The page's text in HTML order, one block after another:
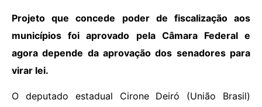
Projeto que concede poder de fiscalização aos
municípios foi aprovado pela Câmara Federal e
agora depende da aprovação dos senadores para
virar lei.
O deputado estadual Cirone Deiró (União Brasil)